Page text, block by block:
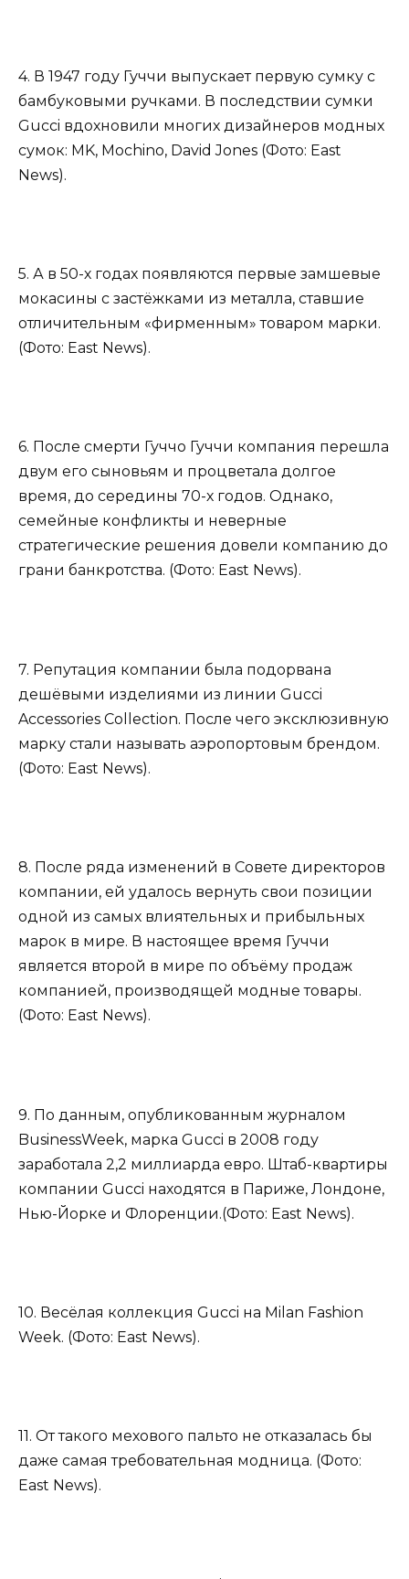
4. В 1947 году Гуччи выпускает первую сумку с
бамбуковыми ручками. В последствии сумки
Gucci вдохновили многих дизайнеров модных
сумок: MK, Mochino, David Jones (Фото: East
News).
5. А в 50-х годах появляются первые замшевые
мокасины с застёжками из металла, ставшие
отличительным «фирменным» товаром марки.
(Фото: East News).
6. После смерти Гуччо Гуччи компания перешла
двум его сыновьям и процветала долгое
время, до середины 70-х годов. Однако,
семейные конфликты и неверные
стратегические решения довели компанию до
грани банкротства. (Фото: East News).
7. Репутация компании была подорвана
дешёвыми изделиями из линии Gucci
Accessories Collection. После чего эксклюзивную
марку стали называть аэропортовым брендом.
(Фото: East News).
8. После ряда изменений в Совете директоров
компании, ей удалось вернуть свои позиции
одной из самых влиятельных и прибыльных
марок в мире. В настоящее время Гуччи
является второй в мире по объёму продаж
компанией, производящей модные товары.
(Фото: East News).
9. По данным, опубликованным журналом
BusinessWeek, марка Gucci в 2008 году
заработала 2,2 миллиарда евро. Штаб-квартиры
компании Gucci находятся в Париже, Лондоне,
Нью-Йорке и Флоренции.(Фото: East News).
10. Весёлая коллекция Gucci на Milan Fashion
Week. (Фото: East News).
11. От такого мехового пальто не отказалась бы
даже самая требовательная модница. (Фото:
East News).